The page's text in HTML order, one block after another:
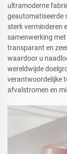
ultramoderne
geautomatiseerde
sterk verminderen
samenwerking
transparant en
waardoor u
wereldwijde
verantwoordelijke
afvalstromen en